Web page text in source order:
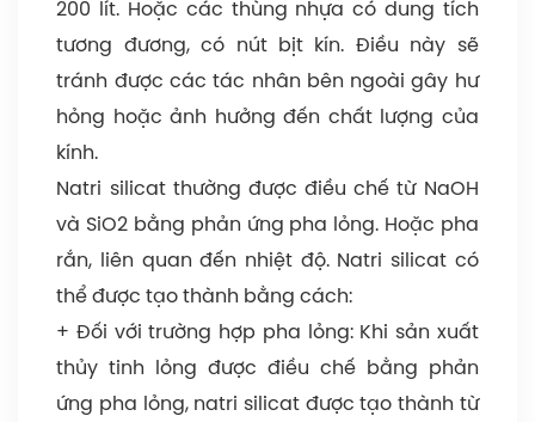
200 lít. Hoặc các thùng nhựa có dung tích
tương đương, có nút bịt kín. Điều này sẽ
tránh được các tác nhân bên ngoài gây hư
hỏng hoặc ảnh hưởng đến chất lượng của
kính.
Natri silicat thường được điều chế từ NaOH
và SiO2 bằng phản ứng pha lỏng. Hoặc pha
rắn, liên quan đến nhiệt độ. Natri silicat có
thể được tạo thành bằng cách:
+ Đối với trường hợp pha lỏng: Khi sản xuất
thủy tinh lỏng được điều chế bằng phản
ứng pha lỏng, natri silicat được tạo thành từ